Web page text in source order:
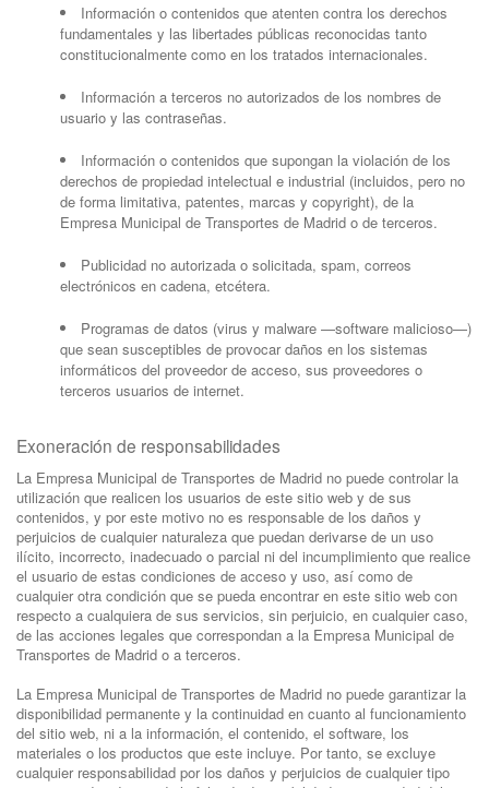
Información o contenidos que atenten contra los derechos
fundamentales y las libertades públicas reconocidas tanto
constitucionalmente como en los tratados internacionales.
Información a terceros no autorizados de los nombres de
usuario y las contraseñas.
Información o contenidos que supongan la violación de los
derechos de propiedad intelectual e industrial (incluidos, pero no
de forma limitativa, patentes, marcas y copyright), de la
Empresa Municipal de Transportes de Madrid o de terceros.
Publicidad no autorizada o solicitada, spam, correos
electrónicos en cadena, etcétera.
Programas de datos (virus y malware —software malicioso—)
que sean susceptibles de provocar daños en los sistemas
informáticos del proveedor de acceso, sus proveedores o
terceros usuarios de internet.
Exoneración de responsabilidades
La Empresa Municipal de Transportes de Madrid no puede controlar la
utilización que realicen los usuarios de este sitio web y de sus
contenidos, y por este motivo no es responsable de los daños y
perjuicios de cualquier naturaleza que puedan derivarse de un uso
ilícito, incorrecto, inadecuado o parcial ni del incumplimiento que realice
el usuario de estas condiciones de acceso y uso, así como de
cualquier otra condición que se pueda encontrar en este sitio web con
respecto a cualquiera de sus servicios, sin perjuicio, en cualquier caso,
de las acciones legales que correspondan a la Empresa Municipal de
Transportes de Madrid o a terceros.
La Empresa Municipal de Transportes de Madrid no puede garantizar la
disponibilidad permanente y la continuidad en cuanto al funcionamiento
del sitio web, ni a la información, el contenido, el software, los
materiales o los productos que este incluye. Por tanto, se excluye
cualquier responsabilidad por los daños y perjuicios de cualquier tipo